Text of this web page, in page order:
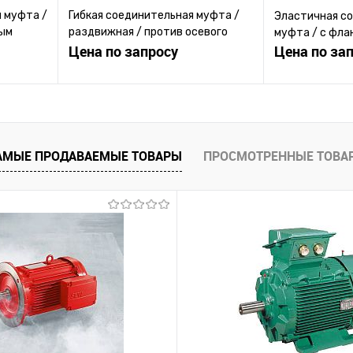
муфта /
Гибкая соединительная муфта /
раздвижная / против осевого
смещения / с фланцем
Цена по запросу
Купить в 1 клик
К сравнению
В избранное
Эластичная
муфта / с
Цена по
Купить в 1
ПРОДАВАЕМЫЕ ТОВАРЫ ПРОСМОТРЕННЫЕ